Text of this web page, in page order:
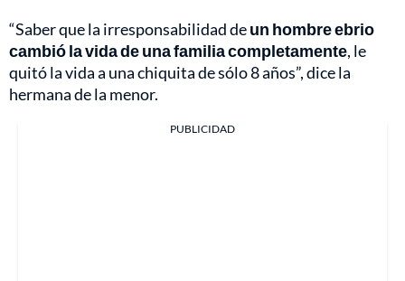
“Saber que la irresponsabilidad deun hombre ebrio
cambió la vida de una familia completamente, le
quitó la vida a una chiquita de sólo 8 años”, dice la
hermana de la menor.
PUBLICIDAD